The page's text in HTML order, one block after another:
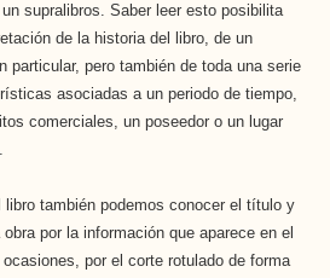
supralibros. Saber leer esto posibilita
de la historia del libro, de un
particular, pero también de toda una serie
asociadas a un periodo de tiempo,
comerciales, un poseedor o un lugar
libro también podemos conocer el título y
por la información que aparece en el
ocasiones, por el corte rotulado de forma